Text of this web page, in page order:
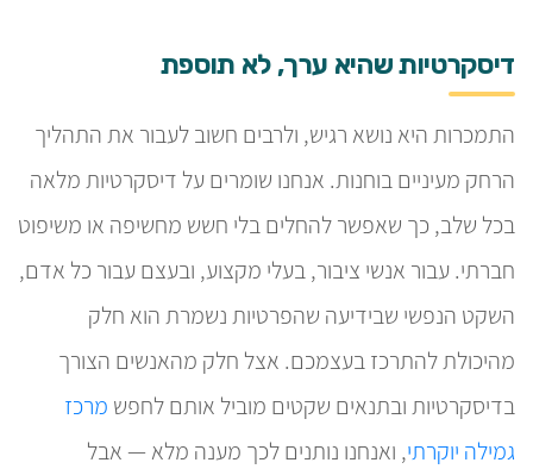
דיסקרטיות שהיא ערך, לא תוספת
התמכרות היא נושא רגיש, ולרבים חשוב לעבור את התהליך
הרחק מעיניים בוחנות. אנחנו שומרים על דיסקרטיות מלאה
בכל שלב, כך שאפשר להחלים בלי חשש מחשיפה או משיפוט
חברתי. עבור אנשי ציבור, בעלי מקצוע, ובעצם עבור כל אדם,
השקט הנפשי שבידיעה שהפרטיות נשמרת הוא חלק
מהיכולת להתרכז בעצמכם. אצל חלק מהאנשים הצורך
בדיסקרטיות ובתנאים שקטים מוביל אותם לחפש מרכז
גמילה יוקרתי, ואנחנו נותנים לכך מענה מלא — אבל